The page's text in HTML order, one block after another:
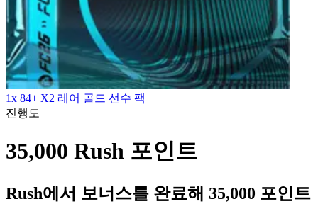
1x 84+ X2 레어 골드 선수 팩
진행도
35,000 Rush 포인트
Rush에서 보너스를 완료해 35,000 포인트